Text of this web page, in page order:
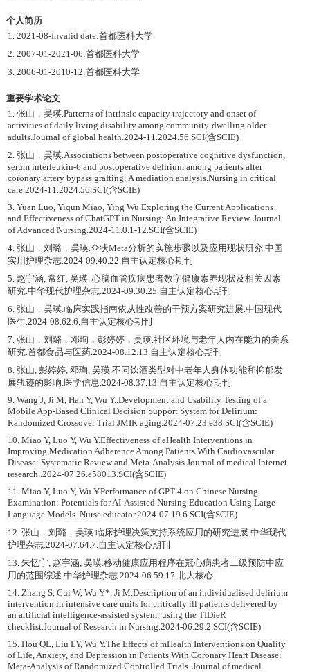
个人简历
1. 2021-08-Invalid date:首都医科大学
2. 2007-01-2021-06:首都医科大学
3. 2006-01-2010-12:首都医科大学
重要学术论文
1. 张山，吴瑛.Patterns of intrinsic capacity trajectory and onset of
activities of daily living disability among community-dwelling older
adults.Journal of global health.2024-11.2024.56.SCI(含SCIE)
2. 张山，吴瑛.Associations between postoperative cognitive dysfunction,
serum interleukin-6 and postoperative delirium among patients after
coronary artery bypass grafting: A mediation analysis.Nursing in critical
care.2024-11.2024.56.SCI(含SCIE)
3. Yuan Luo, Yiqun Miao, Ying Wu.Exploring the Current Applications
and Effectiveness of ChatGPT in Nursing: An Integrative Review..Journal
of Advanced Nursing.2024-11.0.1-12.SCI(含SCIE)
4. 张山，刘璐，吴瑛.伞状Meta分析的实施步骤以及应用现状研究.中国
实用护理杂志.2024-09.40.22.自主认定核心期刊
5. 赵宇涵, 常红, 吴瑛..心脑血管疾病患者数字健康素养现状及相关因素
研究.中华现代护理杂志.2024-09.30.25.自主认定核心期刊
6. 张山，吴瑛.临床实践指南依从性改善的干预方案研究进展.中国现代
医生.2024-08.62.6.自主认定核心期刊
7. 张山，刘璐，邓珣，彭婷婷，吴瑛.社区环境与老年人内在能力的关系
研究.首都食品与医药.2024-08.12.13.自主认定核心期刊
8. 张山, 彭婷婷, 邓珣, 吴瑛.不同饮酒类型对中老年人身体功能和抑郁发
展轨迹的影响.医学信息.2024-08.37.13.自主认定核心期刊
9. Wang J, Ji M, Han Y, Wu Y..Development and Usability Testing of a
Mobile App-Based Clinical Decision Support System for Delirium:
Randomized Crossover Trial.JMIR aging.2024-07.23.e38.SCI(含SCIE)
10. Miao Y, Luo Y, Wu Y.Effectiveness of eHealth Interventions in
Improving Medication Adherence Among Patients With Cardiovascular
Disease: Systematic Review and Meta-Analysis.Journal of medical Internet
research..2024-07.26.e58013.SCI(含SCIE)
11. Miao Y, Luo Y, Wu Y.Performance of GPT-4 on Chinese Nursing
Examination: Potentials for AI-Assisted Nursing Education Using Large
Language Models..Nurse educator.2024-07.19.6.SCI(含SCIE)
12. 张山，刘璐，吴瑛.临床护理决策支持系统应用的研究进展.中华现代
护理杂志.2024-07.64.7.自主认定核心期刊
13. 朱忆宁, 赵宇涵, 吴瑛.移动健康应用程序在冠心病患者二级预防中应
用的范围综述.中华护理杂志.2024-06.59.17.北大核心
14. Zhang S, Cui W, Wu Y*, Ji M.Description of an individualised delirium
intervention in intensive care units for critically ill patients delivered by
an artificial intelligence-assisted system: using the TIDieR
checklist.Journal of Research in Nursing.2024-06.29.2.SCI(含SCIE)
15. Hou QL, Liu LY, Wu Y.The Effects of mHealth Interventions on Quality
of Life, Anxiety, and Depression in Patients With Coronary Heart Disease:
Meta-Analysis of Randomized Controlled Trials..Journal of medical